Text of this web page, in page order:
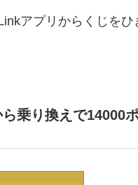
アプリからくじをひ
乗り換えで14000